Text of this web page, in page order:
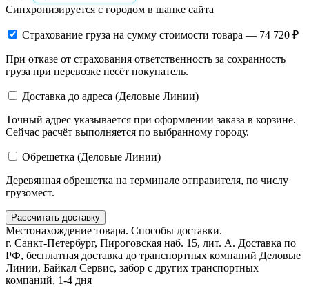
Синхронизируется с городом в шапке сайта
Страхование груза на сумму стоимости товара — 74 720 ₽
При отказе от страхования ответственность за сохранность
груза при перевозке несёт покупатель.
Доставка до адреса (Деловые Линии)
Точный адрес указывается при оформлении заказа в корзине.
Сейчас расчёт выполняется по выбранному городу.
Обрешетка (Деловые Линии)
Деревянная обрешетка на терминале отправителя, по числу
грузомест.
Рассчитать доставку
Местонахождение товара. Способы доставки.
г. Санкт-Петербург, Пироговская наб. 15, лит. А. Доставка по
РФ, бесплатная доставка до транспортных компаний Деловые
Линии, Байкал Сервис, забор с других транспортных
компаний, 1-4 дня